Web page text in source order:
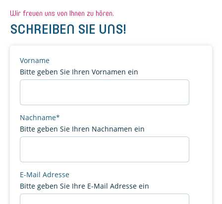
Wir freuen uns von Ihnen zu hören.
SCHREIBEN SIE UNS!
Vorname
Bitte geben Sie Ihren Vornamen ein
Nachname*
Bitte geben Sie Ihren Nachnamen ein
E-Mail Adresse
Bitte geben Sie Ihre E-Mail Adresse ein